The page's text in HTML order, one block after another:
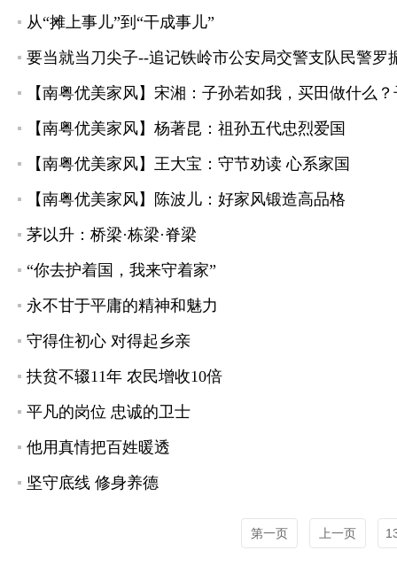
从“摊上事儿”到“干成事儿”
要当就当刀尖子--追记铁岭市公安局交警支队民警罗
【南粤优美家风】宋湘：子孙若如我，买田做什么
【南粤优美家风】杨著昆：祖孙五代忠烈爱国
【南粤优美家风】王大宝：守节劝读 心系家国
【南粤优美家风】陈波儿：好家风锻造高品格
茅以升：桥梁·栋梁·脊梁
“你去护着国，我来守着家”
永不甘于平庸的精神和魅力
守得住初心 对得起乡亲
扶贫不辍11年 农民增收10倍
平凡的岗位 忠诚的卫士
他用真情把百姓暖透
坚守底线 修身养德
第一页 上一页